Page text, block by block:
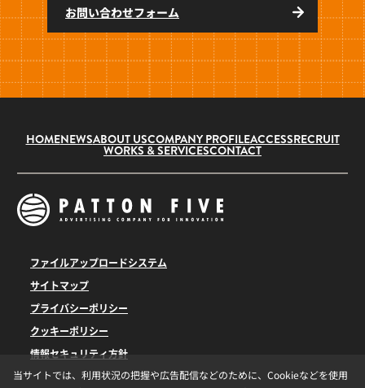
当サイトでは、利用状況の把握や広告配信などのために、Cookieなどを使用
お問い合わせフォーム
HOMENEWSABOUT USCOMPANY PROFILEACCESSRECRUIT
WORKS & SERVICESCONTACT
ファイルアップロードシステム
サイトマップ
プライバシーポリシー
クッキーポリシー
情報セキュリティ方針